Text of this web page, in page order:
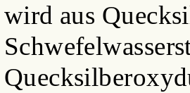
wird aus